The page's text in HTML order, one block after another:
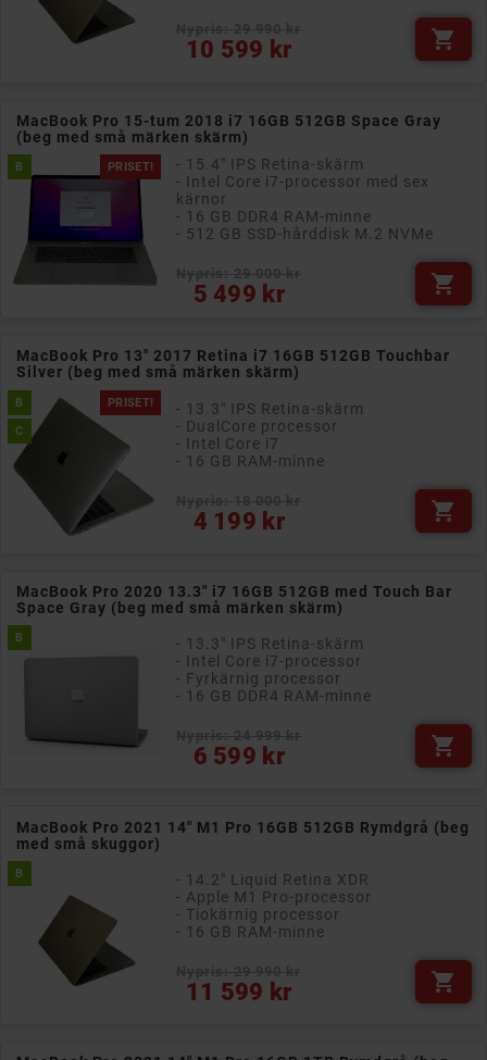
10 599 kr
Pris 
MacBook Pro 15-tum 2018 i7 16GB 512GB Space Gray
(beg med små märken skärm)
PRISET!
B
- 15.4" IPS Retina-skärm
- Intel Core i7-processor med sex
kärnor
- 16 GB DDR4 RAM-minne
- 512 GB SSD-hårddisk M.2 NVMe
5 499 kr
Pris 
MacBook Pro 13" 2017 Retina i7 16GB 512GB Touchbar
Silver (beg med små märken skärm)
PRISET!
B
C
- 13.3" IPS Retina-skärm
- DualCore processor
- Intel Core i7
- 16 GB RAM-minne
4 199 kr
Pris 
MacBook Pro 2020 13.3" i7 16GB 512GB med Touch Bar
Space Gray (beg med små märken skärm)
B
- 13.3" IPS Retina-skärm
- Intel Core i7-processor
- Fyrkärnig processor
- 16 GB DDR4 RAM-minne
6 599 kr
Pris 
MacBook Pro 2021 14" M1 Pro 16GB 512GB Rymdgrå (beg
med små skuggor)
B
- 14.2" Liquid Retina XDR
- Apple M1 Pro-processor
- Tiokärnig processor
- 16 GB RAM-minne
11 599 kr
Pris 